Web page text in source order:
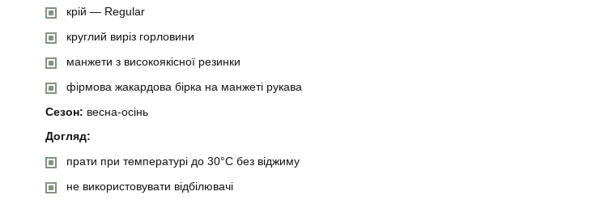
крій — Regular
круглий виріз горловини
манжети з високоякісної резинки
фірмова жакардова бірка на манжеті рукава
Сезон: весна-осінь
Догляд:
прати при температурі до 30°C без віджиму
не використовувати відбілювачі